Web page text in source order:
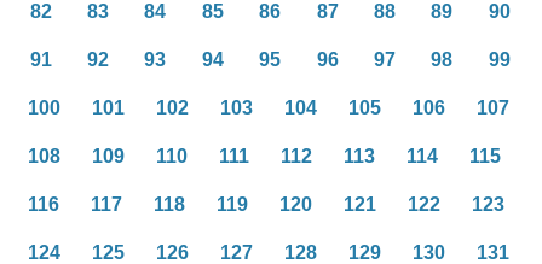
82 83 84 85 86 87 88 89 90
91 92 93 94 95 96 97 98 99
100 101 102 103 104 105 106 107
108 109 110 111 112 113 114 115
116 117 118 119 120 121 122 123
124 125 126 127 128 129 130 131